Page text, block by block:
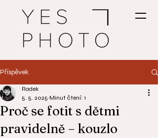
Příspěvek
Proč se fotit s dětmi
pravidelně – kouzlo
Radek
5. 5. 2025 Minut čtení: 1